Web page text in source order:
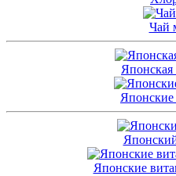
Чай
Японская
Японские